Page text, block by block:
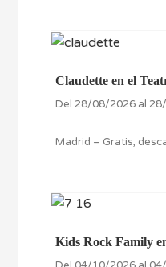
Claudette en el
Del 28/08/2026 al
Madrid – Gratis,
Kids Rock Family